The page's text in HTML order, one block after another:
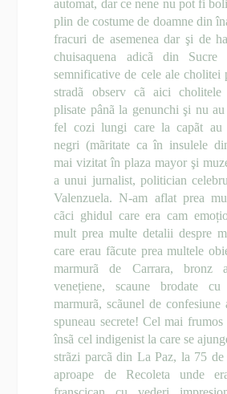
automat, dar ce nene nu pot fi
plin de costume de doamne din
fracuri de asemenea dar şi de
chuisaquena adicã din Sucre
semnificative de cele ale cholitei
stradã observ cã aici cholitele
plisate pânã la genunchi şi nu
fel cozi lungi care la capãt au
negri (mãritate ca în insulele
mai vizitat în plaza mayor şi
a unui jurnalist, politician
Valenzuela. N-am aflat prea
cãci ghidul care era cam
mult prea multe detalii despre
care erau fãcute prea multele
marmurã de Carrara, bronz
venețiene, scaune brodate
marmurã, scãunel de confesiune
spuneau secrete! Cel mai
însã cel indigenist la care se
strãzi parcã din La Paz, la 75 de
aproape de Recoleta unde